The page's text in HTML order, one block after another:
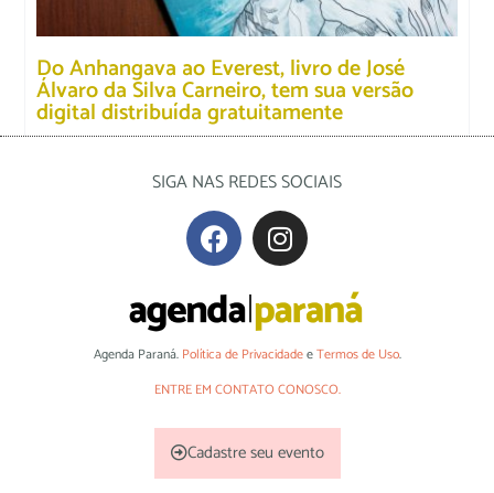
Do Anhangava ao Everest, livro de José
Álvaro da Silva Carneiro, tem sua versão
digital distribuída gratuitamente
SIGA NAS REDES SOCIAIS
Agenda Paraná. Política de PrivacidadeeTermos de Uso.
ENTRE EM CONTATO CONOSCO.
Cadastre seu evento